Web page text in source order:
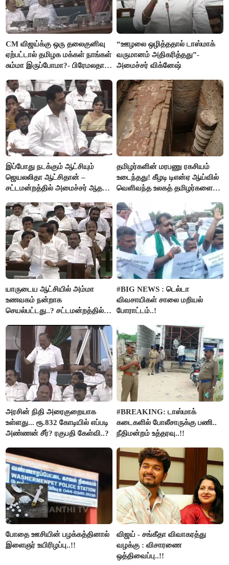
CM விஜய்க்கு ஒரு தலைகுனிவு
ஏற்பட்டால் தமிழக மக்கள் நாங்கள்
சும்மா இருப்போமா?- பிரேமலதா
“ஊழலை ஒழித்ததால் டாஸ்மாக்
வருமானம் அதிகரித்தது”-
அமைச்சர் விக்னேஷ்
இப்போது நடக்கும் ஆட்சியும்
ஜெயலலிதா ஆட்சிதான் –
சட்டமன்றத்தில் அமைச்சர் ஆதவ்
தமிழர்களின் மரபணு ரகசியம்
உடைந்தது! கீழடி டிஎன்ஏ ஆய்வில்
வெளிவந்த உலகத் தமிழர்களை
யாருடைய ஆட்சியில் அம்மா
உணவகம் நன்றாக
செயல்பட்டது..? சட்டமன்றத்தில்
#BIG NEWS : டெல்டா
விவசாயிகள் சாலை மறியல்
போராட்டம்..!
அரசின் நிதி அரைகுறையாக
உள்ளது... ரூ.832 கோடியில் எப்படி
அண்ணன் சீர்? ரகுபதி கேள்வி..?
#BREAKING: டாஸ்மாக்
கடைகளில் போலீசாருக்கு பணி..
நீதிமன்றம் உத்தரவு..!!
போதை ஊசியின் பழக்கத்தினால்
இளைஞர் உயிரிழப்பு..!!
விஜய் - சங்கீதா விவாகரத்து
வழக்கு : விசாரணை
ஒத்திவைப்பு..!!